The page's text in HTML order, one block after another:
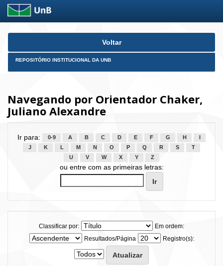
Skip
Voltar
REPOSITÓRIO INSTITUCIONAL DA UNB
Navegando por Orientador Chaker,
Juliano Alexandre
Ir para: 0-9 A B C D E F G H
J
K L M N O P Q R S
T
U
V W X Y Z
ou entre com as primeiras letras:
Classificar por:
Em ordem:
Resultados/Página
Registro(s):